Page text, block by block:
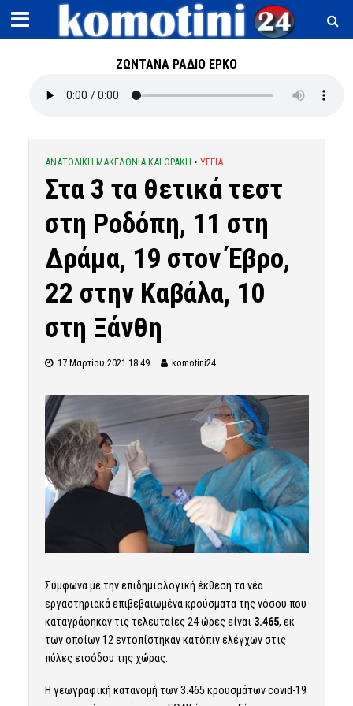
ΖΩΝΤΑΝΑ ΡΑΔΙΟ ΕΡΚΟ
ΑΝΑΤΟΛΙΚΗ ΜΑΚΕΔΟΝΙΑ ΚΑΙ ΘΡΑΚΗ • ΥΓΕΙΑ
Στα 3 τα θετικά τεστ
στη Ροδόπη, 11 στη
Δράμα, 19 στον Έβρο,
22 στην Καβάλα, 10
στη Ξάνθη
17 Μαρτίου 2021 18:49 komotini24
Σύμφωνα με την επιδημιολογική έκθεση τα νέα
εργαστηριακά επιβεβαιωμένα κρούσματα της νόσου που
καταγράφηκαν τις τελευταίες 24 ώρες είναι 3.465, εκ
των οποίων 12 εντοπίστηκαν κατόπιν ελέγχων στις
πύλες εισόδου της χώρας.
Η γεωγραφική κατανομή των 3.465 κρουσμάτων covid-19